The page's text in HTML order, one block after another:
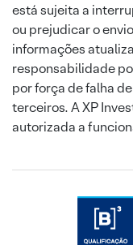
está sujeita a
ou prejudicar o
informações
responsabilidade
por força de falha
terceiros. A XP
autorizada a